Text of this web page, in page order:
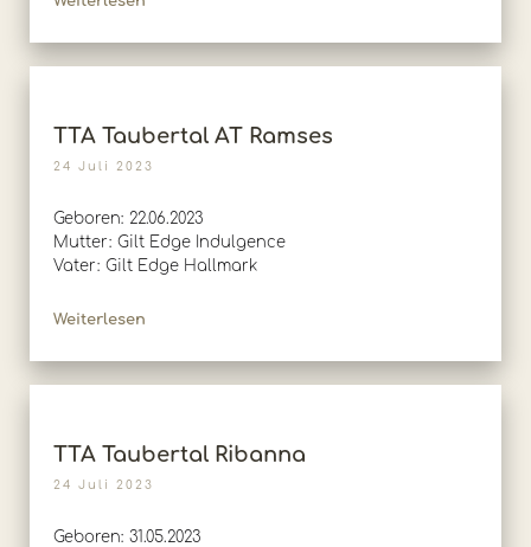
TTA Taubertal AT Ramses
24 Juli 2023
Geboren: 22.06.2023
Mutter: Gilt Edge Indulgence
Vater: Gilt Edge Hallmark
Weiterlesen
TTA Taubertal Ribanna
24 Juli 2023
Geboren: 31.05.2023